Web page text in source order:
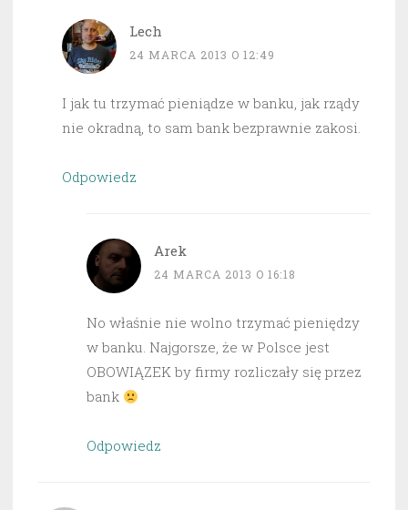
Lech
24 MARCA 2013 O 12:49
I jak tu trzymać pieniądze w banku, jak rządy
nie okradną, to sam bank bezprawnie zakosi.
Odpowiedz
Arek
24 MARCA 2013 O 16:18
No właśnie nie wolno trzymać pieniędzy
w banku. Najgorsze, że w Polsce jest
OBOWIĄZEK by firmy rozliczały się przez
bank
Odpowiedz